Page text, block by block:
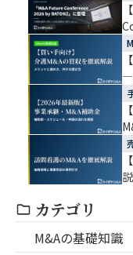
―
カテゴリ
M&Aの基礎知識